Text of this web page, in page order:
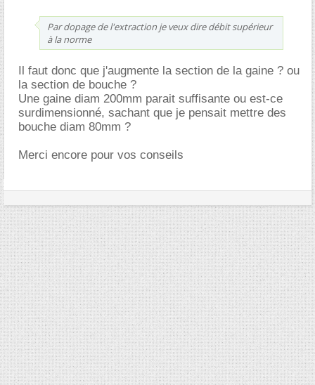
Par dopage de l'extraction je veux dire débit supérieur
à la norme
Il faut donc que j'augmente la section de la gaine ? ou
la section de bouche ?
Une gaine diam 200mm parait suffisante ou est-ce
surdimensionné, sachant que je pensait mettre des
bouche diam 80mm ?
Merci encore pour vos conseils